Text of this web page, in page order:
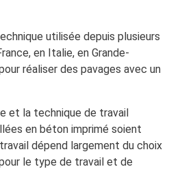
utilisée depuis plusieurs
en Italie, en Grande-
réaliser des pavages avec un
et la technique de travail
en béton imprimé soient
dépend largement du choix
le type de travail et de